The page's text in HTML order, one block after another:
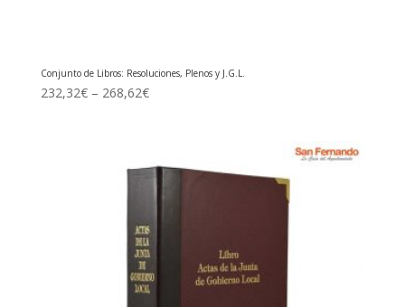
Conjunto de Libros: Resoluciones, Plenos y J.G.L.
232,32€– 268,62€